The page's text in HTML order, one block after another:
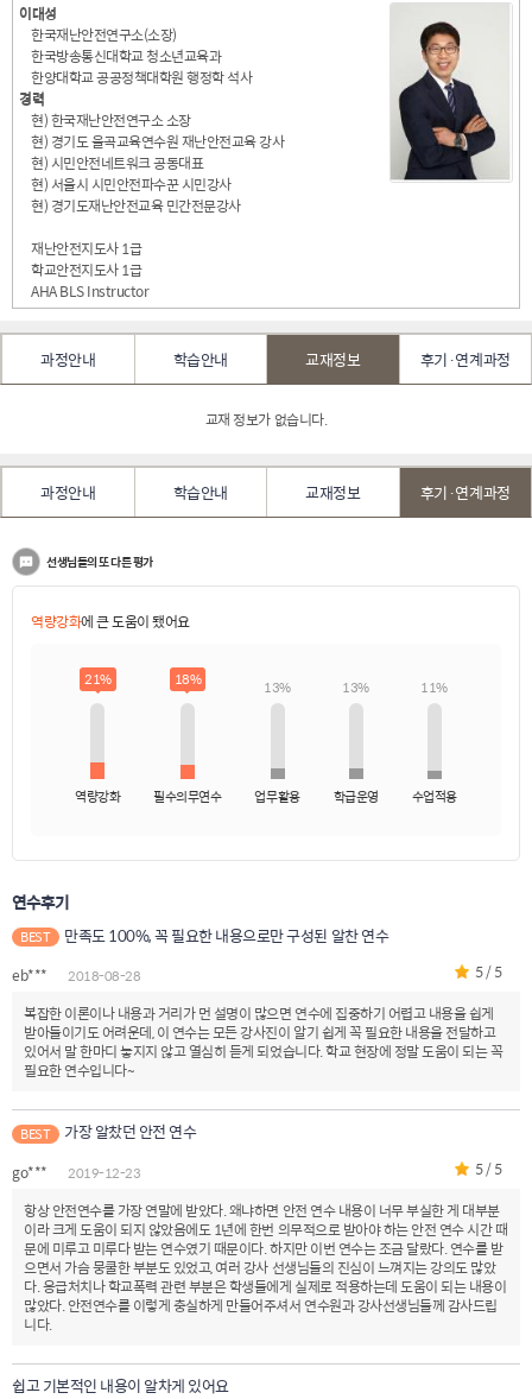
이대성
한국재난안전연구소(소장)
한국방송통신대학교 청소년교육과
한양대학교 공공정책대학원 행정학 석사
경력
현) 한국재난안전연구소 소장
현) 경기도 율곡교육연수원 재난안전교육 강사
현) 시민안전네트워크 공동대표
현) 서울시 시민안전파수꾼 시민강사
현) 경기도재난안전교육 민간전문강사
재난안전지도사 1급
학교안전지도사 1급
AHA BLS Instructor
과정안내 학습안내 교재정보 후기·연계과정
교재 정보가 없습니다.
과정안내 학습안내 교재정보 후기·연계과정
선생님들의 또 다른 평가
역량강화에 큰 도움이 됐어요
21%
역량강화
18%
필수의무연수
13%
업무활용
13%
학급운영
11%
수업적용
연수후기
BEST 만족도 100%, 꼭 필요한 내용으로만 구성된 알찬 연수
eb*** 2018-08-28
5 / 5
복잡한 이론이나 내용과 거리가 먼 설명이 많으면 연수에 집중하기 어렵고 내용을 쉽게
받아들이기도 어려운데, 이 연수는 모든 강사진이 알기 쉽게 꼭 필요한 내용을 전달하고
있어서 말 한마디 놓지지 않고 열심히 듣게 되었습니다. 학교 현장에 정말 도움이 되는 꼭
필요한 연수입니다~
BEST 가장 알찼던 안전 연수
go*** 2019-12-23
5 / 5
항상 안전연수를 가장 연말에 받았다. 왜냐하면 안전 연수 내용이 너무 부실한 게 대부분
이라 크게 도움이 되지 않았음에도 1년에 한번 의무적으로 받아야 하는 안전 연수 시간 때
문에 미루고 미루다 받는 연수였기 때문이다. 하지만 이번 연수는 조금 달랐다. 연수를 받
으면서 가슴 뭉쿨한 부분도 있었고, 여러 강사 선생님들의 진심이 느껴지는 강의도 많았
다. 응급처치나 학교폭력 관련 부분은 학생들에게 실제로 적용하는데 도움이 되는 내용이
많았다. 안전연수를 이렇게 충실하게 만들어주셔서 연수원과 강사선생님들께 감사드립
니다.
쉽고 기본적인 내용이 알차게 있어요